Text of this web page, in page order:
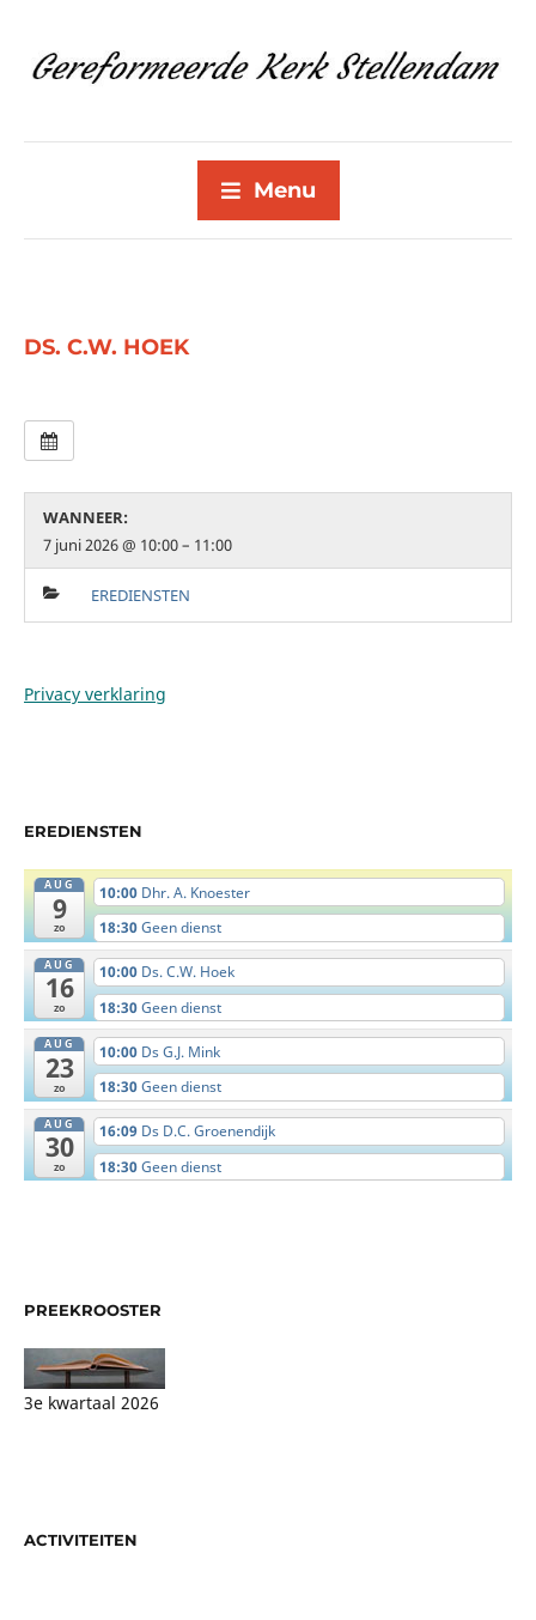
Menu
DS. C.W. HOEK
WANNEER:
7 juni 2026 @ 10:00 – 11:00
EREDIENSTEN
Privacy verklaring
EREDIENSTEN
AUG
9
zo
10:00 Dhr. A. Knoester
18:30Geen dienst
AUG
16
zo
10:00 Ds. C.W. Hoek
18:30Geen dienst
AUG
23
zo
10:00 Ds G.J. Mink
18:30Geen dienst
AUG
30
zo
16:09 Ds D.C. Groenendijk
18:30Geen dienst
PREEKROOSTER
3e kwartaal 2026
ACTIVITEITEN